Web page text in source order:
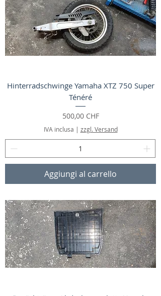
Hinterradschwinge Yamaha XTZ 750 Super
Ténéré
Prezzo
500,00 CHF
IVA inclusa | zzgl. Versand
Aggiungi al carrello